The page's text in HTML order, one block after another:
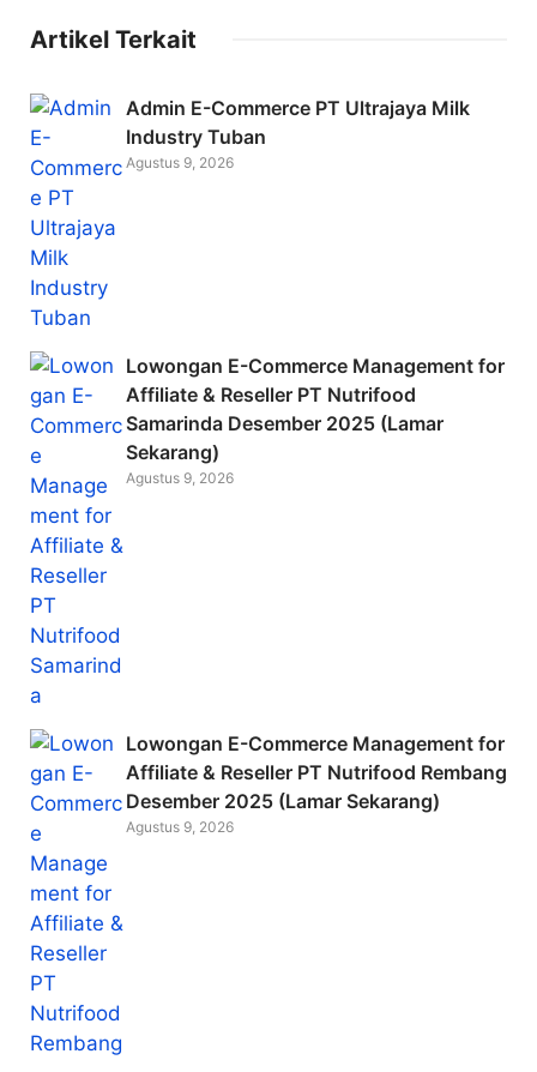
c
e
b
o
k
itt
er
ai
l
Artikel Terkait
Admin E-Commerce PT Ultrajaya Milk
Industry Tuban
Agustus 9, 2026
Lowongan E-Commerce Management for
Affiliate & Reseller PT Nutrifood
Samarinda Desember 2025 (Lamar
Sekarang)
Agustus 9, 2026
Lowongan E-Commerce Management for
Affiliate & Reseller PT Nutrifood Rembang
Desember 2025 (Lamar Sekarang)
Agustus 9, 2026